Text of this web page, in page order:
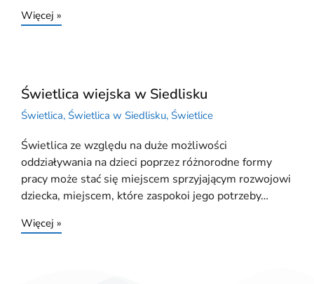
Więcej »
Świetlica wiejska w Siedlisku
Świetlica, Świetlica w Siedlisku, Świetlice
Świetlica ze względu na duże możliwości
oddziaływania na dzieci poprzez różnorodne formy
pracy może stać się miejscem sprzyjającym rozwojowi
dziecka, miejscem, które zaspokoi jego potrzeby…
Więcej »